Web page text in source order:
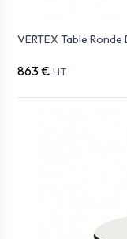
VERTEX Table
863 € HT